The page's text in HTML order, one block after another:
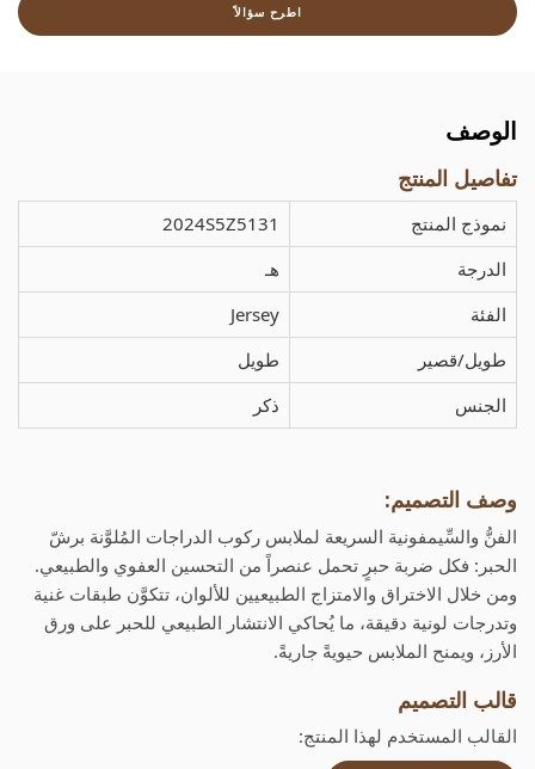
اطرح سؤالاً
الوصف
تفاصيل المنتج
نموذج المنتج
2024S5Z5131
الدرجة
هـ
الفئة
Jersey
طويل/قصير
طويل
الجنس
ذكر
وصف التصميم:
الفنُّ والسِّيمفونية السريعة لملابس ركوب الدراجات المُلوَّنة برشّ
الحبر: فكل ضربة حبرٍ تحمل عنصراً من التحسين العفوي والطبيعي.
ومن خلال الاختراق والامتزاج الطبيعيين للألوان، تتكوَّن طبقات غنية
وتدرجات لونية دقيقة، ما يُحاكي الانتشار الطبيعي للحبر على ورق
الأرز، ويمنح الملابس حيويةً جاريةً.
قالب التصميم
القالب المستخدم لهذا المنتج: